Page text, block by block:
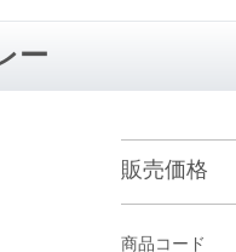
ー
販売価格
商品コード